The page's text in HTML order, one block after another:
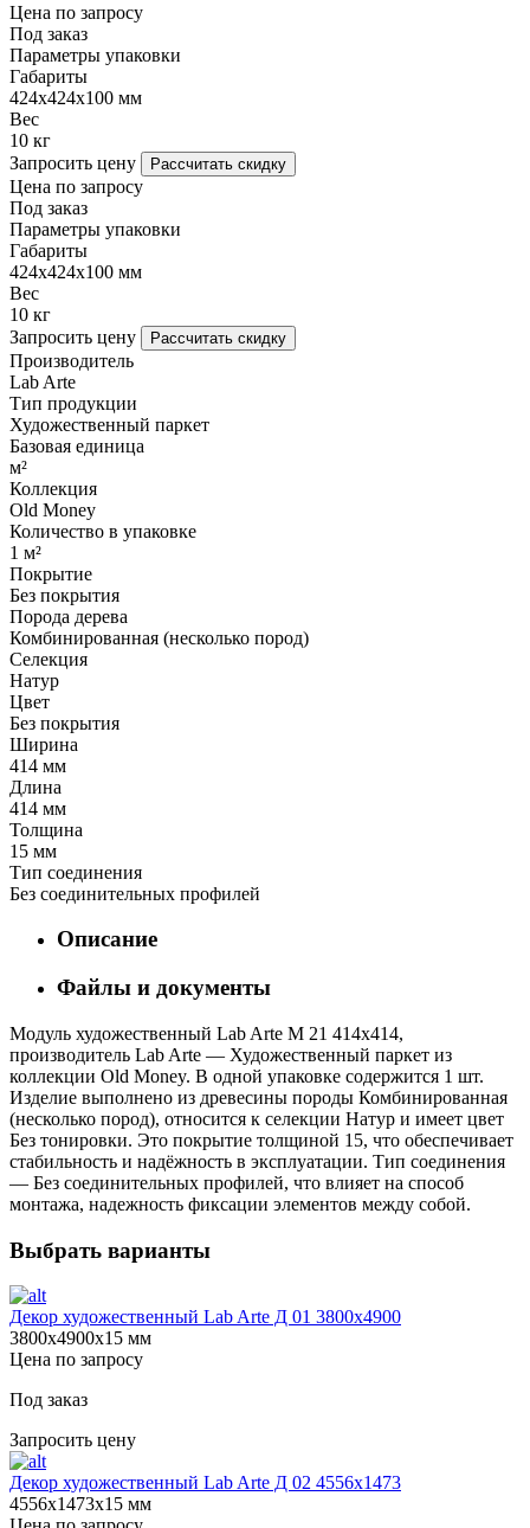
Цена по запросу
Под заказ
Параметры упаковки
Габариты
424х424х100 мм
Вес
10 кг
Запросить цену
Рассчитать скидку
Цена по запросу
Под заказ
Параметры упаковки
Габариты
424х424х100 мм
Вес
10 кг
Запросить цену
Рассчитать скидку
Производитель
Lab Arte
Тип продукции
Художественный паркет
Базовая единица
м²
Коллекция
Old Money
Количество в упаковке
1 м²
Покрытие
Без покрытия
Порода дерева
Комбинированная (несколько пород)
Селекция
Натур
Цвет
Без покрытия
Ширина
414 мм
Длина
414 мм
Толщина
15 мм
Тип соединения
Без соединительных профилей
Описание
Файлы и документы
Модуль художественный Lab Arte М 21 414х414,
производитель Lab Arte — Художественный паркет из
коллекции Old Money. В одной упаковке содержится 1 шт.
Изделие выполнено из древесины породы Комбинированная
(несколько пород), относится к селекции Натур и имеет цвет
Без тонировки. Это покрытие толщиной 15, что обеспечивает
стабильность и надёжность в эксплуатации. Тип соединения
— Без соединительных профилей, что влияет на способ
монтажа, надежность фиксации элементов между собой.
Выбрать варианты
Декор художественный Lab Arte Д 01 3800х4900
3800х4900х15 мм
Цена по запросу
Под заказ
Запросить цену
Декор художественный Lab Arte Д 02 4556x1473
4556х1473х15 мм